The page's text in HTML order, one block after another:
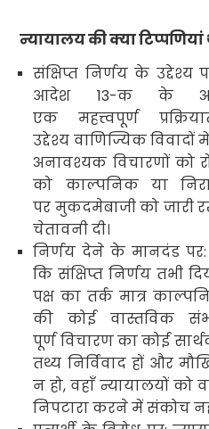
न्यायालय की क्या टिप्पणियां
संक्षिप्त निर्णय के
आदेश 13-क
के
एक महत्त्वपूर्ण
उद्देश्य वाणिज्यिक
अनावश्यक विचारणों को
को काल्पनिक या
पर मुकदमेबाजी को
चेतावनी दी।
निर्णय देने के मानदंड
कि संक्षिप्त निर्णय तभी
पक्ष का तर्क मात्र
की कोई वास्तविक
पूर्ण विचारण का कोई
तथ्य निर्विवाद हों और
न हो,वहाँ न्यायालयों को
निपटारा करने में संकोच